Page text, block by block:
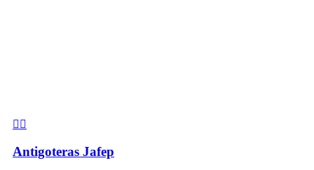
Antigoteras Jafep